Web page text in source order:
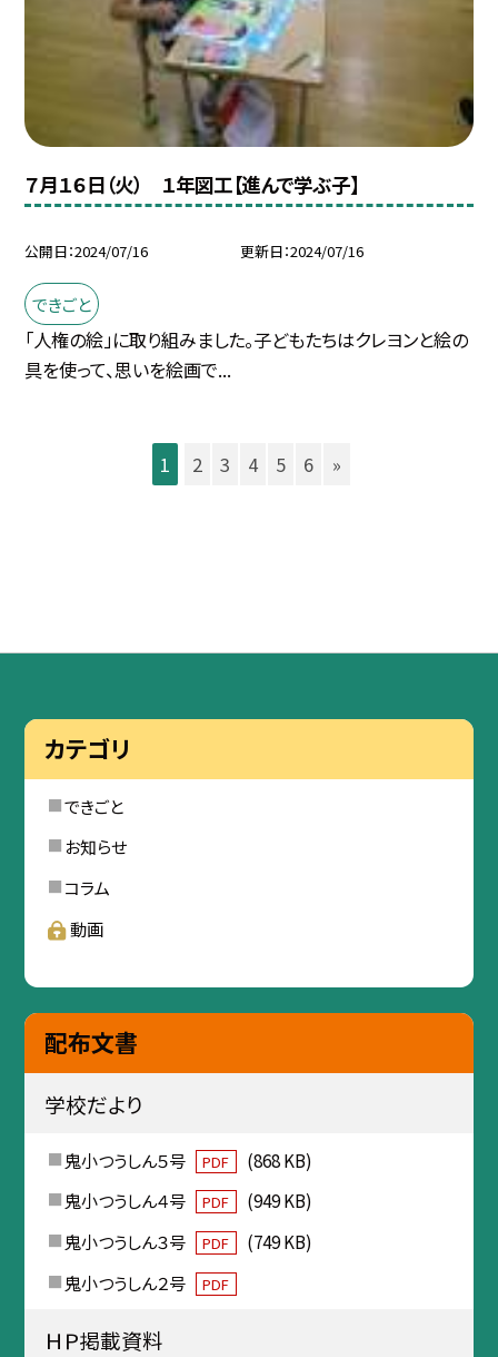
７月１６日（火） １年図工【進んで学ぶ子】
公開日 2024/07/16 更新日 2024/07/16
できごと
「人権の絵」に取り組みました。子どもたちはクレヨンと絵の
具を使って、思いを絵画で...
1 2 3 4 5 6 »
カテゴリ
できごと
お知らせ
コラム
動画
配布文書
学校だより
鬼小つうしん５号 PDF
(868 KB)
鬼小つうしん４号
PDF
(949 KB)
鬼小つうしん３号
PDF
(749 KB)
鬼小つうしん２号
PDF
ＨＰ掲載資料